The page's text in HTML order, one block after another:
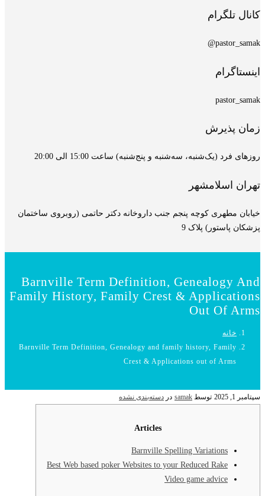
کانال تلگرام
pastor_samak@
اینستاگرام
pastor_samak
زمان پذیرش
روزهای فرد (یک‌شنبه، سه‌شنبه و پنج‌شنبه) ساعت 15:00 الی 20:00
تهران اسلامشهر
خیابان مطهری کوچه پنجم جنب داروخانه دکتر حاتمی (روبروی ساختمان
پزشکان پاستور) پلاک 9
Barnville Term Definition, Genealogy And
Family History, Family Crest & Applications
Out Of Arms
خانه
Barnville Term Definition, Genealogy and family history, Family
Crest & Applications out of Arms
سپتامبر 1, 2025 توسط samak در دسته‌بندی نشده
Articles
Barnville Spelling Variations
Best Web based poker Websites to your Reduced Rake
Video game advice